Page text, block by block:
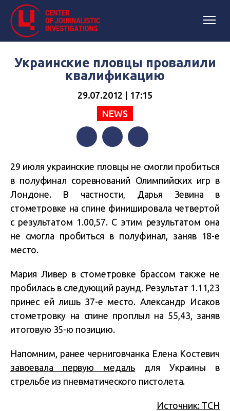
Украинские пловцы провалили
квалификацию
29.07.2012 | 17:15
NEWS
29 июля украинские пловцы не смогли пробиться
в полуфинал соревнований Олимпийских игр в
Лондоне. В частности, Дарья Зевина в
стометровке на спине финишировала четвертой
с результатом 1.00,57. С этим результатом она
не смогла пробиться в полуфинал, заняв 18-е
место.
Мария Ливер в стометровке брассом также не
пробилась в следующий раунд. Результат 1.11,23
принес ей лишь 37-е место. Александр Исаков
стометровку на спине проплыл на 55,43, заняв
итоговую 35-ю позицию.
Напомним, ранее черниговчанка Елена Костевич
завоевала первую медаль для Украины в
стрельбе из пневматического пистолета.
Источник: ТСН